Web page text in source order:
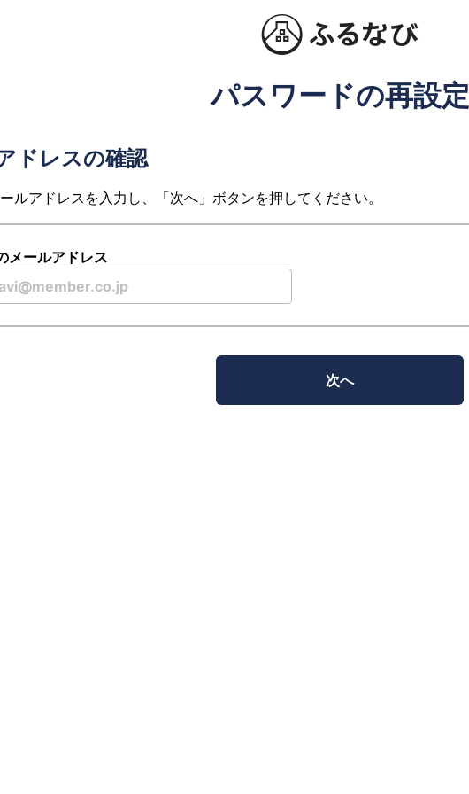
パスワードの再設定
ドレスの確認
ルアドレスを入力し、「次へ」ボタンを押してください。
メールアドレス